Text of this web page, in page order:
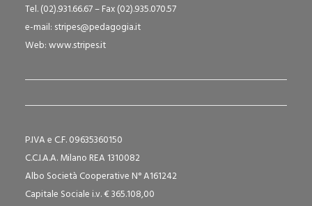
Tel. (02).931.66.67 – Fax (02).935.070.57
e-mail: stripes@pedagogia.it
Web:www.stripes.it
P.IVA e C.F. 09635360150
C.C.I.A.A. Milano REA 1310082
Albo Società Cooperative N° A161242
Capitale Sociale i.v. € 365.108,00